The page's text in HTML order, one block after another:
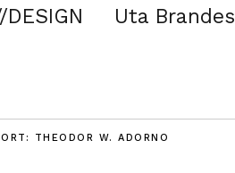
Uta Brandes
THEODOR W. ADORNO